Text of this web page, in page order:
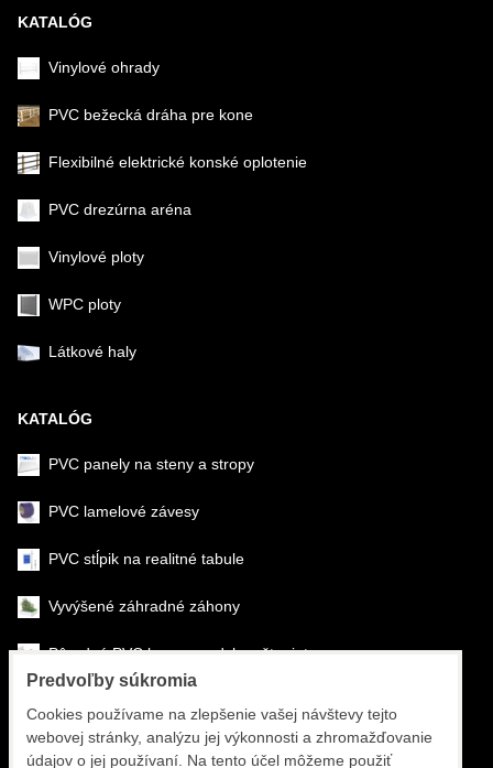
KATALÓG
Vinylové ohrady
PVC bežecká dráha pre kone
Flexibilné elektrické konské oplotenie
PVC drezúrna aréna
Vinylové ploty
WPC ploty
Látkové haly
KATALÓG
PVC panely na steny a stropy
PVC lamelové závesy
PVC stĺpik na realitné tabule
Vyvýšené záhradné záhony
Pôrodné PVC boxy na odchov šteniat
Športové systémy
Predvoľby súkromia
Cookies používame na zlepšenie vašej návštevy tejto
webovej stránky, analýzu jej výkonnosti a zhromažďovanie
údajov o jej používaní. Na tento účel môžeme použiť